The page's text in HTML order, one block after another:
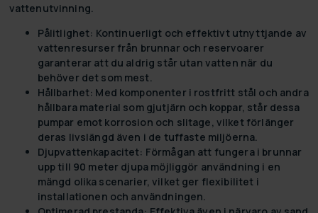
vattenutvinning.
Pålitlighet: Kontinuerligt och effektivt utnyttjande av
vattenresurser från brunnar och reservoarer
garanterar att du aldrig står utan vatten när du
behöver det som mest.
Hållbarhet: Med komponenter i rostfritt stål och andra
hållbara material som gjutjärn och koppar, står dessa
pumpar emot korrosion och slitage, vilket förlänger
deras livslängd även i de tuffaste miljöerna.
Djupvattenkapacitet: Förmågan att fungera i brunnar
upp till 90 meter djupa möjliggör användning i en
mängd olika scenarier, vilket ger flexibilitet i
installationen och användningen.